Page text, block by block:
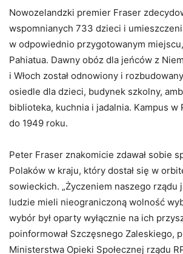
Nowozelandzki premier Fraser
wspomnianych 733 dzieci i
w odpowiednio przygotowanym
Pahiatua. Dawny obóz dla jeńców z
i Włoch został odnowiony i
osiedle dla dzieci, budynek szkolny,
biblioteka, kuchnia i jadalnia. Kampus w
do 1949 roku.
Peter Fraser znakomicie zdawał sobie
Polaków w kraju, który dostał się w
sowieckich. „Życzeniem naszego rządu
ludzie mieli nieograniczoną wolność
wybór był oparty wyłącznie na ich
poinformował Szczęsnego Zaleskiego,
Ministerstwa Opieki Społecznej rządu